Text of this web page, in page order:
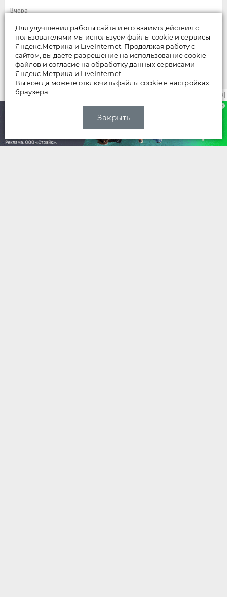
Вчера
закрыть [x]
Для улучшения работы сайта и его взаимодействия с
пользователями мы используем файлы cookie и сервисы
Яндекс.Метрика и LiveInternet. Продолжая работу с
сайтом, вы даете разрешение на использование cookie-
файлов и согласие на обработку данных сервисами
Яндекс.Метрика и LiveInternet.
Вы всегда можете отключить файлы cookie в настройках
браузера.
Закрыть